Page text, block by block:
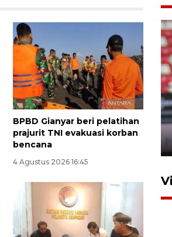
BPBD Gianyar beri pelatihan
prajurit TNI evakuasi korban
bencana
4 Agustus 2026 16:45
Bandung lolos ke final
kalahkan Persija
2-1
2026 20:10